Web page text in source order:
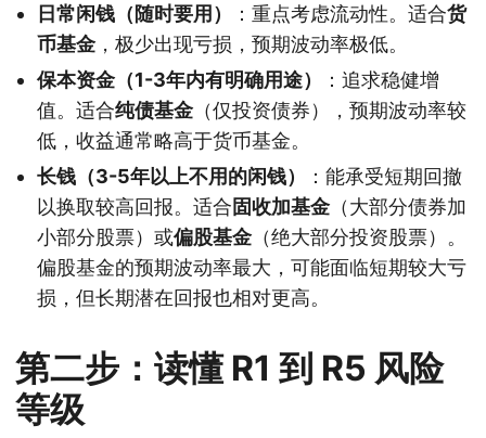
日常闲钱（随时要用） ：重点考虑流动性。适合货
币基金，极少出现亏损，预期波动率极低。
保本资金（1-3年内有明确用途）
：追求稳健增
值。适合纯债基金（仅投资债券），预期波动率较
低，收益通常略高于货币基金。
长钱（3-5年以上不用的闲钱）
：能承受短期回撤
以换取较高回报。适合固收加基金（大部分债券加
小部分股票）或偏股基金（绝大部分投资股票）。
偏股基金的预期波动率最大，可能面临短期较大亏
损，但长期潜在回报也相对更高。
第二步：读懂 R1 到 R5 风险
等级